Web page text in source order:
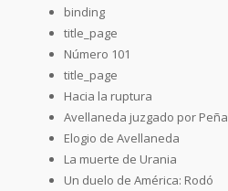
binding
title_page
Número 101
title_page
Hacia la ruptura
Avellaneda juzgado por Peña
Elogio de Avellaneda
La muerte de Urania
Un duelo de América: Rodó